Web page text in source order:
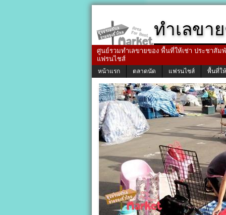
ทำเลขา
ศูนย์รวมทำเลขายของ พื้นที่ให้เช่า ประชาสั
แฟรนไชส์
หน้าแรก ตลาดนัด แฟรนไชส์ พื้นที่ใ